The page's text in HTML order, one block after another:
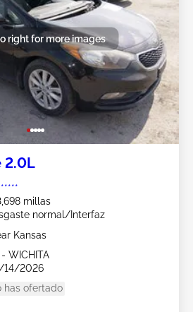
right for more images
2.0L
millas
normal/Interfaz
Kansas
- WICHITA
14/2026
has ofertado